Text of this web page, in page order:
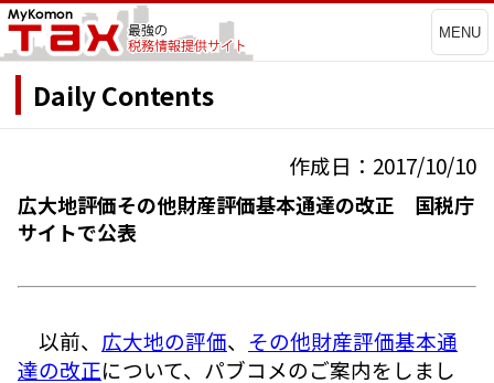
MENU
Daily Contents
作成日：2017/10/10
広大地評価その他財産評価基本通達の改正 国税庁
サイトで公表
以前、 広大地の評価、 その他財産評価基本通
達の改正について、パブコメのご案内をしまし